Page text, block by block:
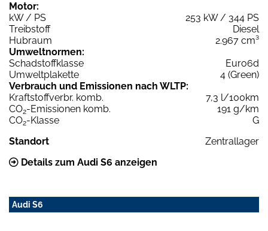
Motor:
kW / PS
253 kW / 344 PS
Treibstoff
Diesel
Hubraum
2.967 cm³
Umweltnormen:
Schadstoffklasse
Euro6d
Umweltplakette
4 (Green)
Verbrauch und Emissionen nach WLTP:
Kraftstoffverbr. komb.
7,3 l/100km
CO2-Emissionen komb.
191 g/km
CO2-Klasse
G
Standort
Zentrallager
Details zum Audi S6 anzeigen
Audi S6